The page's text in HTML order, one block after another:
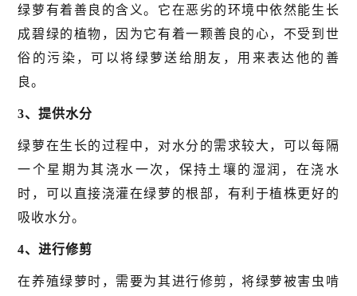
绿萝有着善良的含义。它在恶劣的环境中依然能生长
成碧绿的植物，因为它有着一颗善良的心，不受到世
俗的污染，可以将绿萝送给朋友，用来表达他的善
良。
3、提供水分
绿萝在生长的过程中，对水分的需求较大，可以每隔
一个星期为其浇水一次，保持土壤的湿润，在浇水
时，可以直接浇灌在绿萝的根部，有利于植株更好的
吸收水分。
4、进行修剪
在养殖绿萝时，需要为其进行修剪，将绿萝被害虫啃